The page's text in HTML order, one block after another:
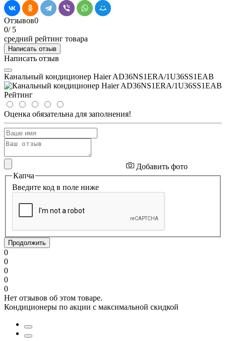
Отзывов0
0/ 5
средний рейтинг товара
Написать отзыв
Написать отзыв
Канальный кондиционер Haier AD36NS1ERA/1U36SS1EAB
Рейтинг
Оценка обязательна для заполнения!
Добавить фото
Капча
Введите код в поле ниже
Продолжить
0
0
0
0
0
Нет отзывов об этом товаре.
Кондиционеры по акции с максимальной скидкой